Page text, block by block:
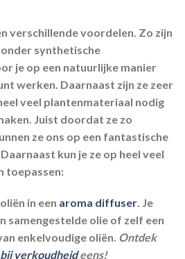
verschillende voordelen. Zo zijn
synthetische
je op een natuurlijke manier
werken. Daarnaast zijn ze zeer
veel plantenmateriaal nodig
Juist doordat ze zo
ze ons op een fantastische
kun je ze op heel veel
toepassen:
in een aroma diffuser. Je
samengestelde olie of zelf een
enkelvoudige oliën. Ontdek
verkoudheid eens!